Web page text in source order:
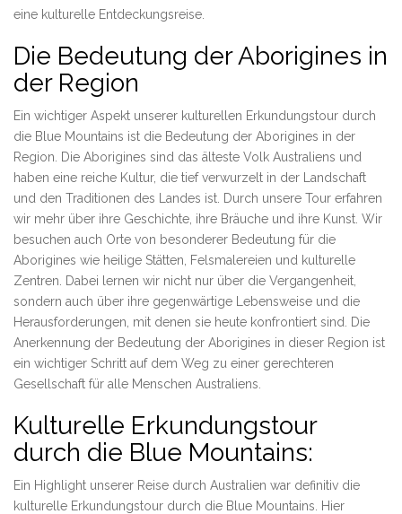
eine kulturelle Entdeckungsreise.
Die Bedeutung der Aborigines in
der Region
Ein wichtiger Aspekt unserer kulturellen Erkundungstour durch
die Blue Mountains ist die Bedeutung der Aborigines in der
Region. Die Aborigines sind das älteste Volk Australiens und
haben eine reiche Kultur, die tief verwurzelt in der Landschaft
und den Traditionen des Landes ist. Durch unsere Tour erfahren
wir mehr über ihre Geschichte, ihre Bräuche und ihre Kunst. Wir
besuchen auch Orte von besonderer Bedeutung für die
Aborigines wie heilige Stätten, Felsmalereien und kulturelle
Zentren. Dabei lernen wir nicht nur über die Vergangenheit,
sondern auch über ihre gegenwärtige Lebensweise und die
Herausforderungen, mit denen sie heute konfrontiert sind. Die
Anerkennung der Bedeutung der Aborigines in dieser Region ist
ein wichtiger Schritt auf dem Weg zu einer gerechteren
Gesellschaft für alle Menschen Australiens.
Kulturelle Erkundungstour
durch die Blue Mountains:
Ein Highlight unserer Reise durch Australien war definitiv die
kulturelle Erkundungstour durch die Blue Mountains. Hier